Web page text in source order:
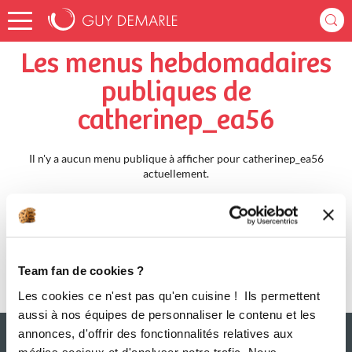
Team fan de cookies ?
Les cookies ce n'est pas qu'en cuisine ! Ils permettent
aussi à nos équipes de personnaliser le contenu et les
annonces, d'offrir des fonctionnalités relatives aux
Accueil catherinep_ea56
Les menus hebdomadaires
publiques de
catherinep_ea56
Il n'y a aucun menu publique à afficher pour catherinep_ea56
actuellement.